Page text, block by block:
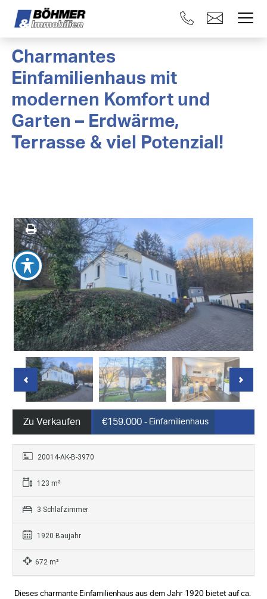
Zu Verkaufen €159.000 - Einfamilienhaus
20014-AK-B-3970
123 m²
3 Schlafzimmer
1920 Baujahr
672 m²
Dieses charmante Einfamilienhaus aus dem Jahr 1920 bietet auf ca.